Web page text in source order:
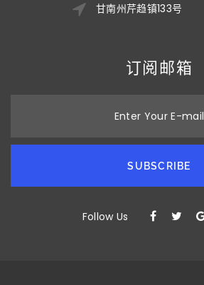
甘南州芹趋镇133号
订阅邮箱
Enter Your E-mail
SUBSCRIBE
Follow Us